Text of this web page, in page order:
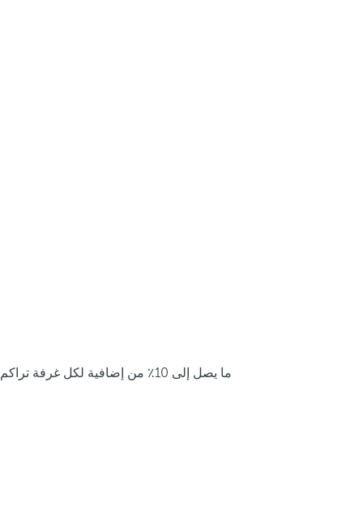
ما يصل إلى 10٪ من إضافية لكل غرفة تراكم